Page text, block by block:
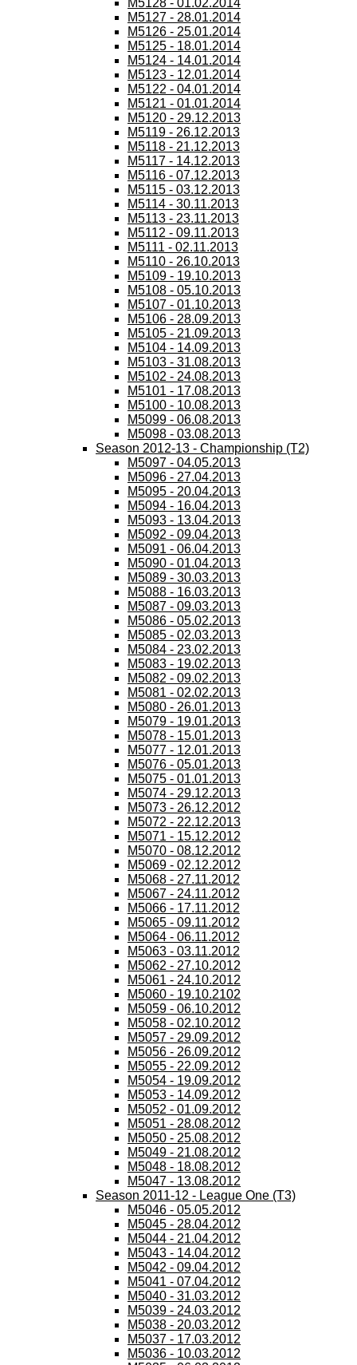
M5128 - 01.02.2014
M5127 - 28.01.2014
M5126 - 25.01.2014
M5125 - 18.01.2014
M5124 - 14.01.2014
M5123 - 12.01.2014
M5122 - 04.01.2014
M5121 - 01.01.2014
M5120 - 29.12.2013
M5119 - 26.12.2013
M5118 - 21.12.2013
M5117 - 14.12.2013
M5116 - 07.12.2013
M5115 - 03.12.2013
M5114 - 30.11.2013
M5113 - 23.11.2013
M5112 - 09.11.2013
M5111 - 02.11.2013
M5110 - 26.10.2013
M5109 - 19.10.2013
M5108 - 05.10.2013
M5107 - 01.10.2013
M5106 - 28.09.2013
M5105 - 21.09.2013
M5104 - 14.09.2013
M5103 - 31.08.2013
M5102 - 24.08.2013
M5101 - 17.08.2013
M5100 - 10.08.2013
M5099 - 06.08.2013
M5098 - 03.08.2013
Season 2012-13 - Championship (T2)
M5097 - 04.05.2013
M5096 - 27.04.2013
M5095 - 20.04.2013
M5094 - 16.04.2013
M5093 - 13.04.2013
M5092 - 09.04.2013
M5091 - 06.04.2013
M5090 - 01.04.2013
M5089 - 30.03.2013
M5088 - 16.03.2013
M5087 - 09.03.2013
M5086 - 05.02.2013
M5085 - 02.03.2013
M5084 - 23.02.2013
M5083 - 19.02.2013
M5082 - 09.02.2013
M5081 - 02.02.2013
M5080 - 26.01.2013
M5079 - 19.01.2013
M5078 - 15.01.2013
M5077 - 12.01.2013
M5076 - 05.01.2013
M5075 - 01.01.2013
M5074 - 29.12.2013
M5073 - 26.12.2012
M5072 - 22.12.2013
M5071 - 15.12.2012
M5070 - 08.12.2012
M5069 - 02.12.2012
M5068 - 27.11.2012
M5067 - 24.11.2012
M5066 - 17.11.2012
M5065 - 09.11.2012
M5064 - 06.11.2012
M5063 - 03.11.2012
M5062 - 27.10.2012
M5061 - 24.10.2012
M5060 - 19.10.2102
M5059 - 06.10.2012
M5058 - 02.10.2012
M5057 - 29.09.2012
M5056 - 26.09.2012
M5055 - 22.09.2012
M5054 - 19.09.2012
M5053 - 14.09.2012
M5052 - 01.09.2012
M5051 - 28.08.2012
M5050 - 25.08.2012
M5049 - 21.08.2012
M5048 - 18.08.2012
M5047 - 13.08.2012
Season 2011-12 - League One (T3)
M5046 - 05.05.2012
M5045 - 28.04.2012
M5044 - 21.04.2012
M5043 - 14.04.2012
M5042 - 09.04.2012
M5041 - 07.04.2012
M5040 - 31.03.2012
M5039 - 24.03.2012
M5038 - 20.03.2012
M5037 - 17.03.2012
M5036 - 10.03.2012